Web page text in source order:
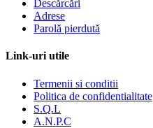
Descărcări
Adrese
Parolă pierdută
Link-uri utile
Termenii si conditii
Politica de confidentialitate
S.Q.L
A.N.P.C